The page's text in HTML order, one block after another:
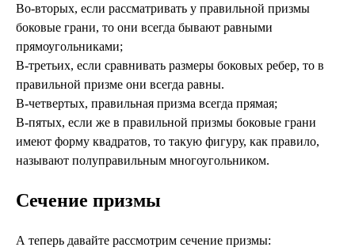
Во-вторых, если рассматривать у правильной призмы
боковые грани, то они всегда бывают равными
прямоугольниками;
В-третьих, если сравнивать размеры боковых ребер, то в
правильной призме они всегда равны.
В-четвертых, правильная призма всегда прямая;
В-пятых, если же в правильной призмы боковые грани
имеют форму квадратов, то такую фигуру, как правило,
называют полуправильным многоугольником.
Сечение призмы
А теперь давайте рассмотрим сечение призмы: